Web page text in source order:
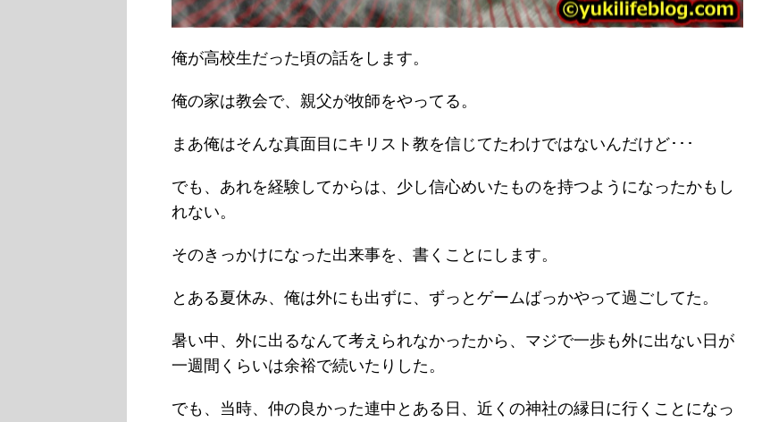
俺が高校生だった頃の話をします。
俺の家は教会で、親父が牧師をやってる。
まあ俺はそんな真面目にキリスト教を信じてたわけではないんだけど･･･
でも、あれを経験してからは、少し信心めいたものを持つようになったかもし
れない。
そのきっかけになった出来事を、書くことにします。
とある夏休み、俺は外にも出ずに、ずっとゲームばっかやって過ごしてた。
暑い中、外に出るなんて考えられなかったから、マジで一歩も外に出ない日が
一週間くらいは余裕で続いたりした。
でも、当時、仲の良かった連中とある日、近くの神社の縁日に行くことになっ